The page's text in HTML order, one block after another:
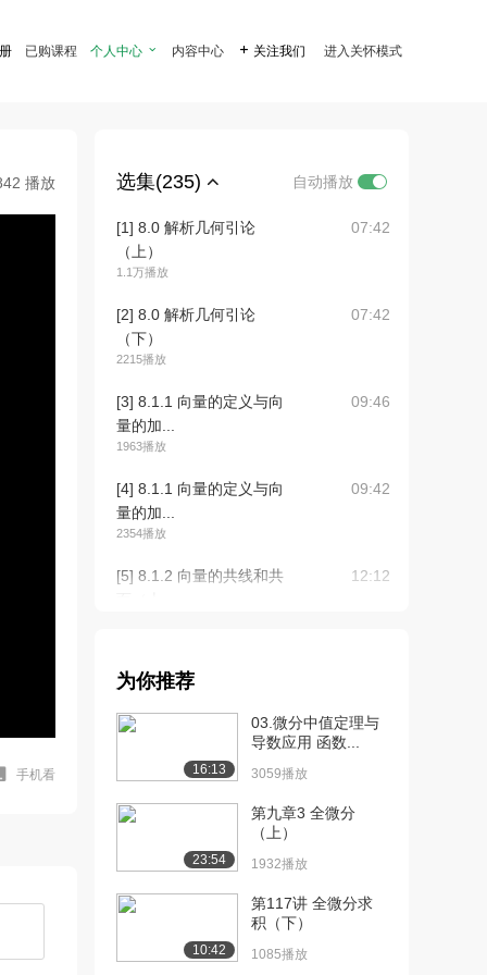
已购课程 个人中心  内容中心  关注我们 进入关怀模式
播放
手机看
选集(235) 自动播放
[1] 8.0 解析几何引论
（上）
1.1万播放
07:42
[2] 8.0 解析几何引论
（下）
2215播放
07:42
[3] 8.1.1 向量的定义与向
量的加...
1963播放
09:46
[4] 8.1.1 向量的定义与向
量的加...
2354播放
09:42
[5] 8.1.2 向量的共线和共
12:12
面（下...
[7] 8.1.3 向量的点乘和叉
16:59
[8] 8.1.3 向量的点乘和叉
[9] 8.1.3 向量的点乘和叉
为你推荐
16:13
03.微分中值定理与
导数应用 函数...
3059播放
23:54
第九章3 全微分
（上）
1932播放
10:42
第117讲 全微分求
积（下）
1085播放